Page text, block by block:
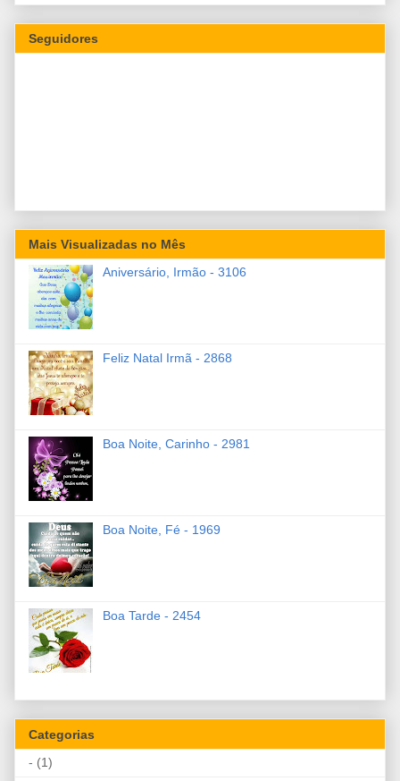
Seguidores
Mais Visualizadas no Mês
Aniversário, Irmão - 3106
Feliz Natal Irmã - 2868
Boa Noite, Carinho - 2981
Boa Noite, Fé - 1969
Boa Tarde - 2454
Categorias
- (1)